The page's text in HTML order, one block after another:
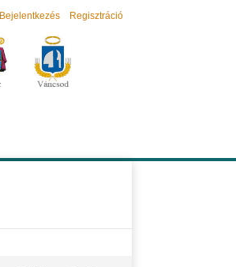
Bejelentkezés Regisztráció